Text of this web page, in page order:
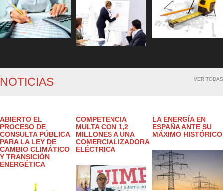
NOTICIAS VER TODAS
ABIERTO EL
PROCESO DE
CONSULTA PÚBLICA
PARA LA LEY DE
CAMBIO CLIMÁTICO
Y TRANSICIÓN
ENERGÉTICA
COMPETENCIA
MULTA CON 1,2
MILLONES A UNA
COMERCIALIZADORA
ELÉCTRICA
LA ENERGÍA EN
ESPAÑA ANTE SU
MÁXIMO HISTÓRICO